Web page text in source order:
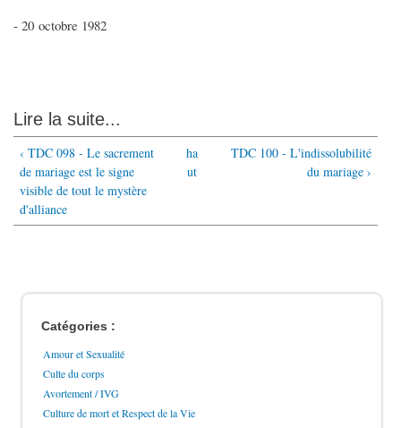
- 20 octobre 1982
Lire la suite...
‹ TDC 098 - Le sacrement
de mariage est le signe
visible de tout le mystère
d'alliance
ha
ut
TDC 100 - L'indissolubilité
du mariage ›
Catégories :
Amour et Sexualité
Culte du corps
Avortement / IVG
Culture de mort et Respect de la Vie